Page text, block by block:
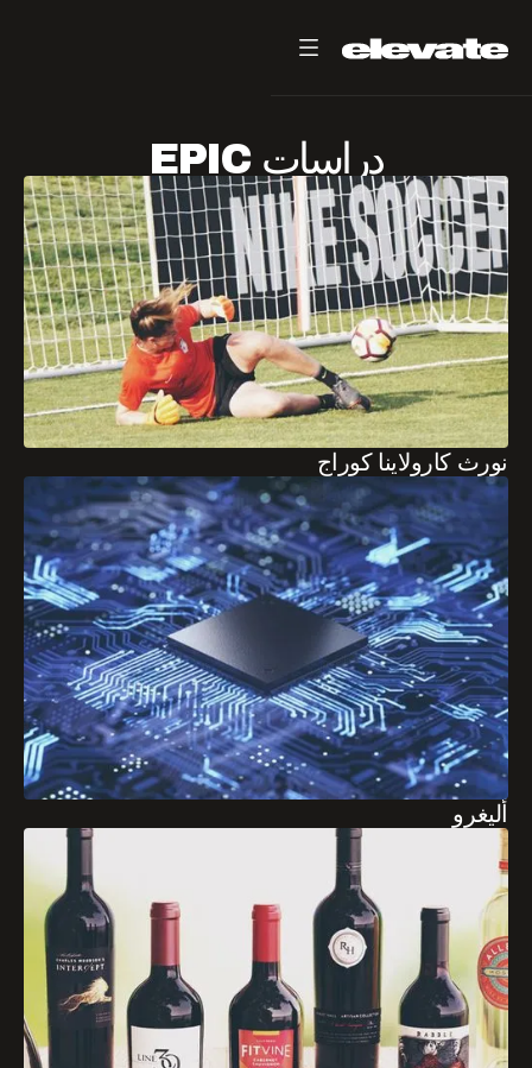
دراسات EPIC
نورث كارولاينا كوراج
أليغرو